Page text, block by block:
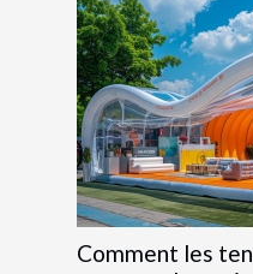
Comment les